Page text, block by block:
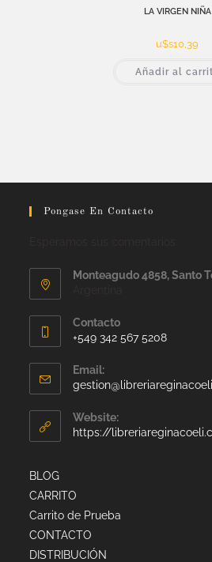
LA VIRGEN NIÑA
u$s10,39
Añadir al
Pongase En Contacto
Monteagudo 4858, Santo
Contacto
+549 342 567 5208
Email:
Website:
https://
BLOG
CARRITO
Carrito de Prueba
CONTACTO
DISTRIBUCIÓN